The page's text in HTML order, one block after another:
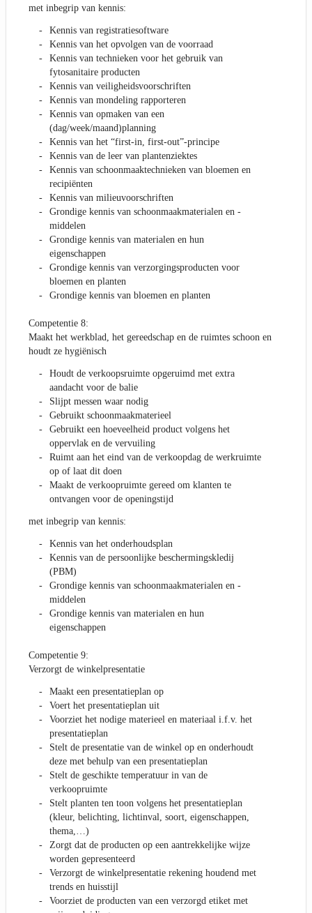
met inbegrip van kennis:
Kennis van registratiesoftware
Kennis van het opvolgen van de voorraad
Kennis van technieken voor het gebruik van
fytosanitaire producten
Kennis van veiligheidsvoorschriften
Kennis van mondeling rapporteren
Kennis van opmaken van een
(dag/week/maand)planning
Kennis van het “first-in, first-out”-principe
Kennis van de leer van plantenziektes
Kennis van schoonmaaktechnieken van bloemen en
recipiënten
Kennis van milieuvoorschriften
Grondige kennis van schoonmaakmaterialen en -
middelen
Grondige kennis van materialen en hun
eigenschappen
Grondige kennis van verzorgingsproducten voor
bloemen en planten
Grondige kennis van bloemen en planten
Competentie 8:
Maakt het werkblad, het gereedschap en de ruimtes schoon en
houdt ze hygiënisch
Houdt de verkoopsruimte opgeruimd met extra
aandacht voor de balie
Slijpt messen waar nodig
Gebruikt schoonmaakmaterieel
Gebruikt een hoeveelheid product volgens het
oppervlak en de vervuiling
Ruimt aan het eind van de verkoopdag de werkruimte
op of laat dit doen
Maakt de verkoopruimte gereed om klanten te
ontvangen voor de openingstijd
met inbegrip van kennis:
Kennis van het onderhoudsplan
Kennis van de persoonlijke beschermingskledij
(PBM)
Grondige kennis van schoonmaakmaterialen en -
middelen
Grondige kennis van materialen en hun
eigenschappen
Competentie 9:
Verzorgt de winkelpresentatie
Maakt een presentatieplan op
Voert het presentatieplan uit
Voorziet het nodige materieel en materiaal i.f.v. het
presentatieplan
Stelt de presentatie van de winkel op en onderhoudt
deze met behulp van een presentatieplan
Stelt de geschikte temperatuur in van de
verkoopruimte
Stelt planten ten toon volgens het presentatieplan
(kleur, belichting, lichtinval, soort, eigenschappen,
thema,…)
Zorgt dat de producten op een aantrekkelijke wijze
worden gepresenteerd
Verzorgt de winkelpresentatie rekening houdend met
trends en huisstijl
Voorziet de producten van een verzorgd etiket met